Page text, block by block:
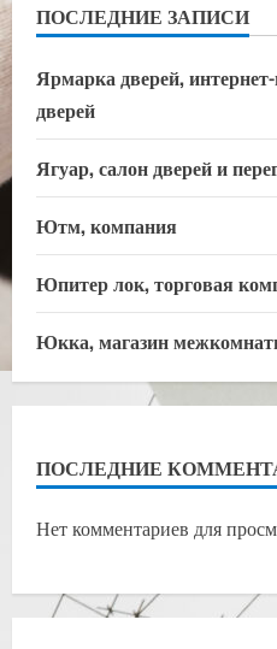
ПОСЛЕДНИЕ ЗАПИСИ
Ярмарка дверей,
дверей
Ягуар, салон дверей и
Ютм, компания
Юпитер лок, торговая
Юкка, магазин
ПОСЛЕДНИЕ
Нет комментариев для